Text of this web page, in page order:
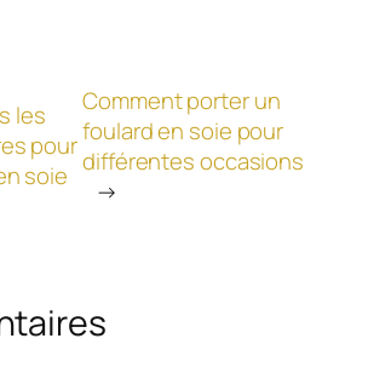
les
pour
soie
Comment porter un
foulard en soie pour
différentes occasions
→